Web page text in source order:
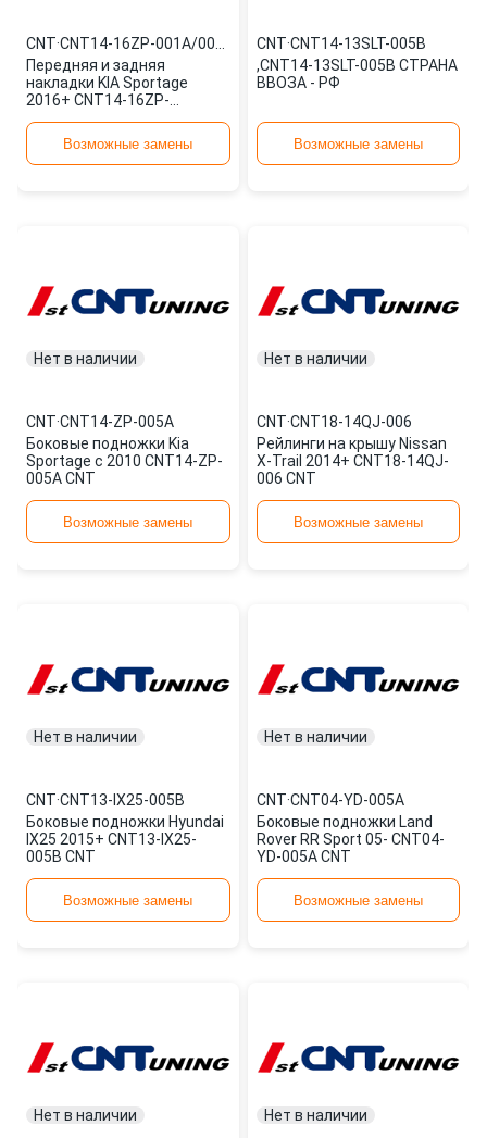
CNT·
Передняя и задняя
накладки KIA Sportage
2016+ CNT14-16ZP-
Возможные замены
CNT·CNT14-13SLT-005B
,CNT14-13SLT-005B СТРАНА
ВВОЗА - РФ
Возможные замены
Нет в наличии
CNT·CNT14-ZP-005A
Боковые подножки Kia
Sportage с 2010 CNT14-ZP-
005A CNT
Возможные замены
Нет в наличии
CNT·CNT18-14QJ-006
Рейлинги на крышу Nissan
X-Trail 2014+ CNT18-14QJ-
006 CNT
Возможные замены
Нет в наличии
CNT·CNT13-IX25-005B
Боковые подножки Hyundai
IX25 2015+ CNT13-IX25-
005B CNT
Возможные замены
Нет в наличии
CNT·CNT04-YD-005A
Боковые подножки Land
Rover RR Sport 05- CNT04-
YD-005A CNT
Возможные замены
Нет в наличии Нет в наличии